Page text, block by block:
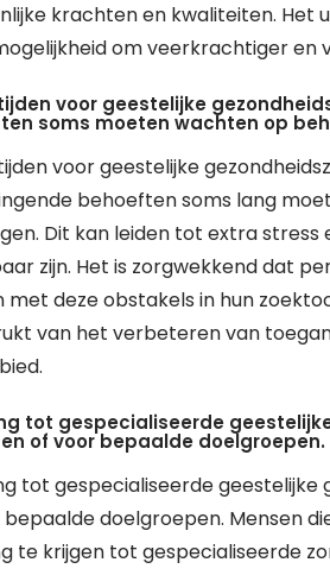
krachten en kwaliteiten. Het
om veerkrachtiger en
voor geestelijke
soms moeten wachten op
voor geestelijke
behoeften soms lang
Dit kan leiden tot extra
zijn. Het is zorgwekkend dat
met deze obstakels in hun
van het verbeteren van
tot gespecialiseerde
of voor bepaalde doelgroepen.
tot gespecialiseerde geestelijke
doelgroepen. Mensen
te krijgen tot gespecialiseerde